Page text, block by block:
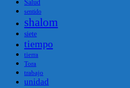
Salud
sentido
shalom
siete
tiempo
tierra
Tora
trabajo
unidad